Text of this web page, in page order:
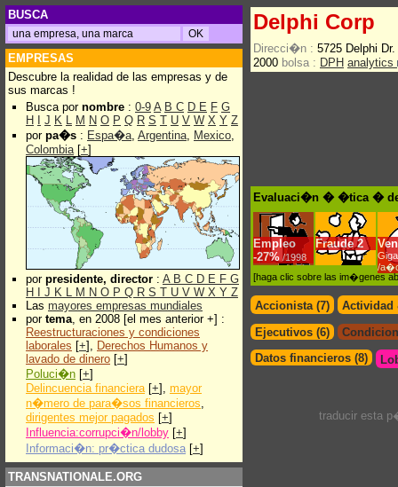
BUSCA
EMPRESAS
Descubre la realidad de las empresas y de
sus marcas !
Busca por nombre : 0-9 A B C D E F G
H
J K L M N O P Q R S T U V W X Y Z
por pa�s : Espa�a, Argentina, Mexico,
Colombia[+]
por presidente, director : A B C D E F G
H
J K L M N O P Q R S T U V W X Y Z
Las mayores empresas mundiales
por tema, en 2008 [el mes anterior +] :
Reestructuraciones y condiciones
laborales [+], Derechos Humanos y
lavado de dinero [+]
Poluci�n [+]
Delincuencia financiera[+], mayor
n�mero de para�sos financieros,
dirigentes mejor pagados [+]
Influencia:corrupci�n/lobby [+]
Informaci�n: pr�ctica dudosa [+]
TRANSNATIONALE.ORG
Delphi Corp
Direcci�n : 5725 Delphi
2000 bolsa : DPH analytics
Evaluaci�n � �tica �
Empleo
-27% /1998
Fraude 2
/
[haga clic sobre las im�genes
Accionista (7)
Actividad
Ejecutivos (6)
Datos financieros (8)
traducir esta